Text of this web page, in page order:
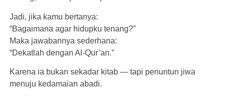
Jadi, jika kamu bertanya:
“Bagaimana agar hidupku tenang?”
Maka jawabannya sederhana:
“Dekatlah dengan Al-Qur’an.”
Karena ia bukan sekadar kitab — tapi penuntun jiwa
menuju kedamaian abadi.